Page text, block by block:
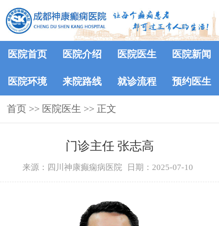
医院首页 医院介绍 医院医生 医院新闻
医院环境 来院路线 就诊流程 预约医生
首页 >> 医院医生 >> 正文
门诊主任 张志高
来源：四川神康癫痫病医院 日期：2025-07-10